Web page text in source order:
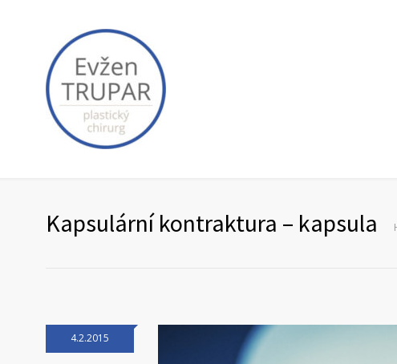
Kapsulární kontraktura – kapsula
4.2.2015